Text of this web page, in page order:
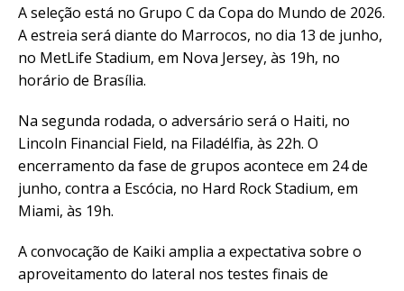
A seleção está no Grupo C da Copa do Mundo de 2026.
A estreia será diante do Marrocos, no dia 13 de junho,
no MetLife Stadium, em Nova Jersey, às 19h, no
horário de Brasília.
Na segunda rodada, o adversário será o Haiti, no
Lincoln Financial Field, na Filadélfia, às 22h. O
encerramento da fase de grupos acontece em 24 de
junho, contra a Escócia, no Hard Rock Stadium, em
Miami, às 19h.
A convocação de Kaiki amplia a expectativa sobre o
aproveitamento do lateral nos testes finais de